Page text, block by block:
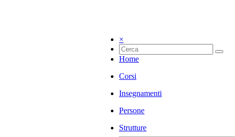
×
Home
Corsi
Insegnamenti
Persone
Strutture